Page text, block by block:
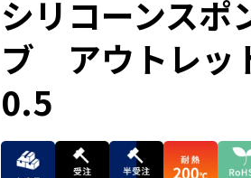
シリコーンスポ
ブ アウトレ
0.5